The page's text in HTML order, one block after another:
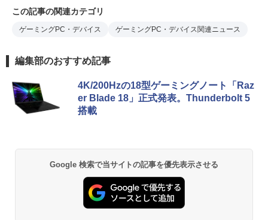
この記事の関連カテゴリ
ゲーミングPC・デバイス ゲーミングPC・デバイス関連ニュース
編集部のおすすめ記事
4K/200Hzの18型ゲーミングノート「Raz
er Blade 18」正式発表。Thunderbolt 5
搭載
Google 検索で当サイトの記事を優先表示させる